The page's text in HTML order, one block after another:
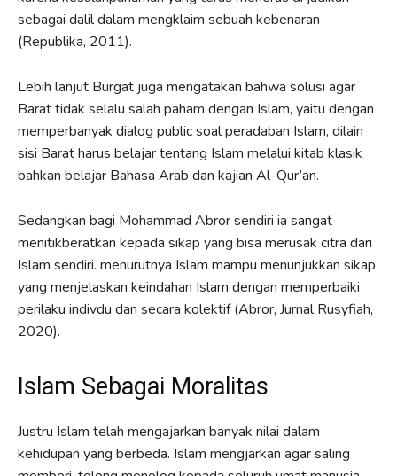
sebagai dalil dalam mengklaim sebuah kebenaran
(Republika, 2011).
Lebih lanjut Burgat juga mengatakan bahwa solusi agar
Barat tidak selalu salah paham dengan Islam, yaitu dengan
memperbanyak dialog public soal peradaban Islam, dilain
sisi Barat harus belajar tentang Islam melalui kitab klasik
bahkan belajar Bahasa Arab dan kajian Al-Qur’an.
Sedangkan bagi Mohammad Abror sendiri ia sangat
menitikberatkan kepada sikap yang bisa merusak citra dari
Islam sendiri. menurutnya Islam mampu menunjukkan sikap
yang menjelaskan keindahan Islam dengan memperbaiki
perilaku indivdu dan secara kolektif (Abror, Jurnal Rusyfiah,
2020).
Islam Sebagai Moralitas
Justru Islam telah mengajarkan banyak nilai dalam
kehidupan yang berbeda. Islam mengjarkan agar saling